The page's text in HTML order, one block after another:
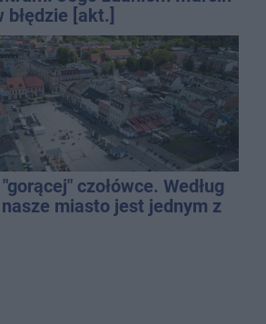
[akt.]
czołówce. Według
miasto jest jednym z